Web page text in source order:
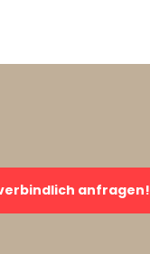
anfragen!